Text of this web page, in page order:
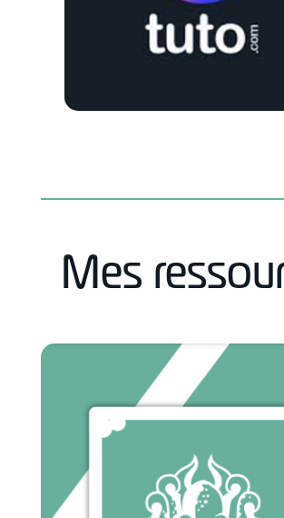
Mes